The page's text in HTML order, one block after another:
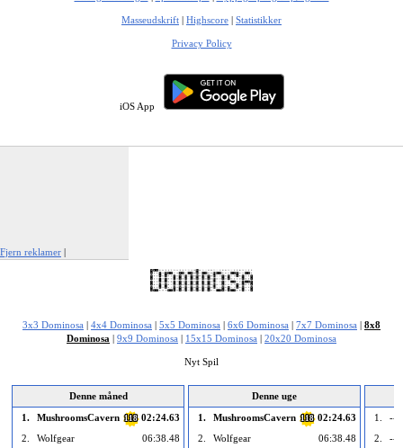
Masseudskrift | Highscore | Statistikker
Privacy Policy
iOS App
Fjern reklamer |
3x3 Dominosa | 4x4 Dominosa | 5x5 Dominosa | 6x6 Dominosa | 7x7 Dominosa | 8x8
Dominosa | 9x9 Dominosa | 15x15 Dominosa | 20x20 Dominosa
Nyt Spil
Denne måned
1.
MushroomsCavern 118 02:24.63
2.
Wolfgear
06:38.48
Denne uge
1.
MushroomsCavern 118 02:24.63
2.
Wolfgear
06:38.48
1.
---
2.
---